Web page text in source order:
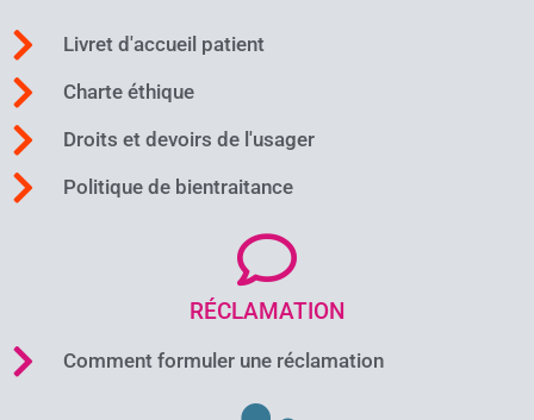
Livret d'accueil patient
Charte éthique
Droits et devoirs de l'usager
Politique de bientraitance
RÉCLAMATION
Comment formuler une réclamation